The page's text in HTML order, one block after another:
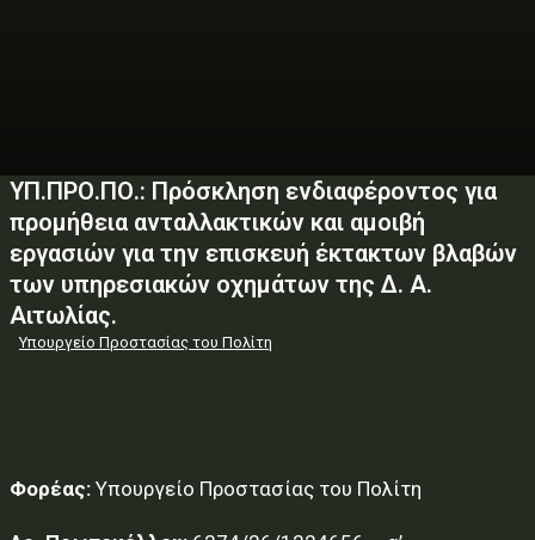
ΥΠ.ΠΡΟ.ΠΟ.: Πρόσκληση ενδιαφέροντος για
προμήθεια ανταλλακτικών και αμοιβή
εργασιών για την επισκευή έκτακτων βλαβών
των υπηρεσιακών οχημάτων της Δ. Α.
Αιτωλίας.
Υπουργείο Προστασίας του Πολίτη
Φορέας: Υπουργείο Προστασίας του Πολίτη